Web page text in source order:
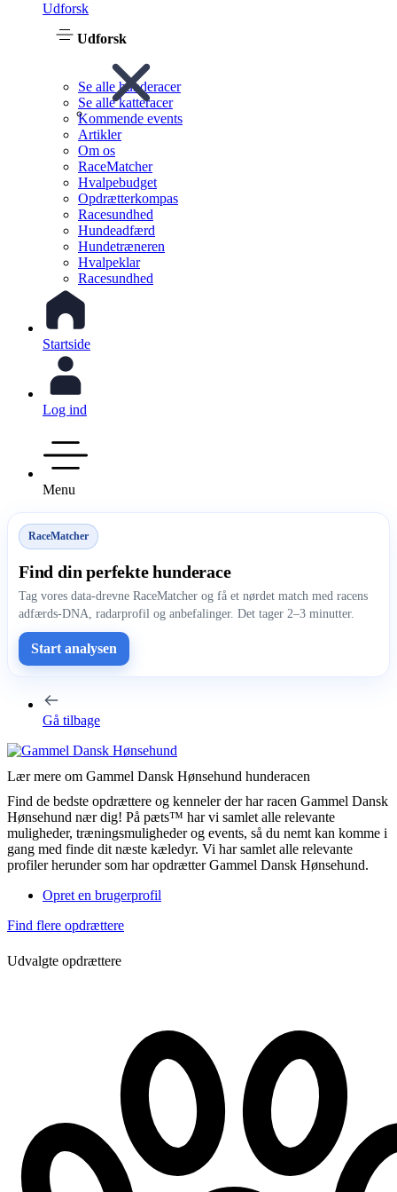
Udforsk
Udforsk
Se alle hunderacer
Se alle katteracer
Kommende events
Artikler
Om os
RaceMatcher
Hvalpebudget
Opdrætterkompas
Racesundhed
Hundeadfærd
Hundetræneren
Hvalpeklar
Racesundhed
Startside
Log ind
Menu
RaceMatcher
Find din perfekte hunderace
Tag vores data-drevne RaceMatcher og få et nørdet match med racens
adfærds-DNA, radarprofil og anbefalinger. Det tager 2–3 minutter.
Start analysen
Gå tilbage
Lær mere om Gammel Dansk Hønsehund hunderacen
Find de bedste opdrættere og kenneler der har racen Gammel Dansk
Hønsehund nær dig! På pæts™ har vi samlet alle relevante
muligheder, træningsmuligheder og events, så du nemt kan komme i
gang med finde dit næste kæledyr. Vi har samlet alle relevante
profiler herunder som har opdrætter Gammel Dansk Hønsehund.
Opret en brugerprofil
Find flere opdrættere
Udvalgte opdrættere